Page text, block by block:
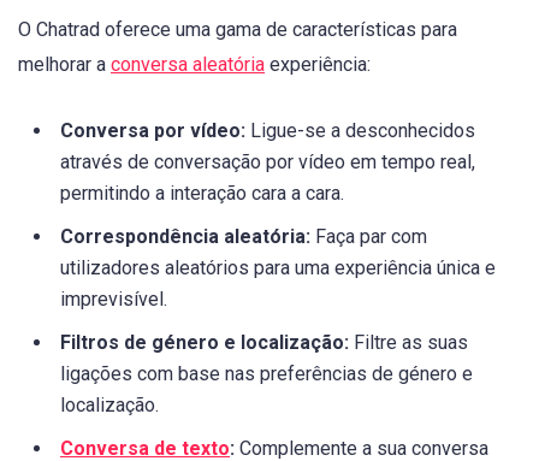
O Chatrad oferece uma gama de características para
melhorar a conversa aleatória experiência:
Conversa por vídeo: Ligue-se a desconhecidos
através de conversação por vídeo em tempo real,
permitindo a interação cara a cara.
Correspondência aleatória: Faça par com
utilizadores aleatórios para uma experiência única e
imprevisível.
Filtros de género e localização: Filtre as suas
ligações com base nas preferências de género e
localização.
Conversa de texto: Complemente a sua conversa